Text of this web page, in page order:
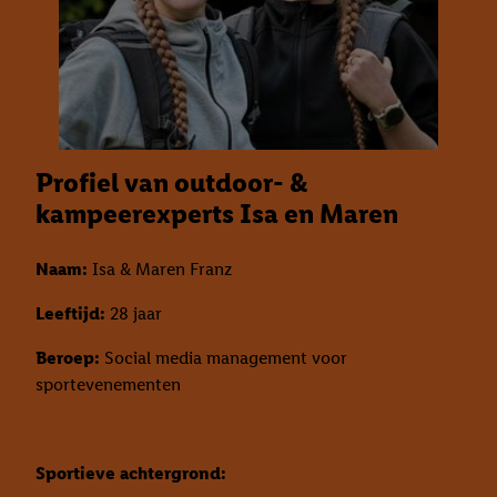
Profiel van outdoor- &
kampeerexperts Isa en Maren
Naam: Isa & Maren Franz
Leeftijd: 28 jaar
Beroep: Social media management voor
sportevenementen
Sportieve achtergrond: